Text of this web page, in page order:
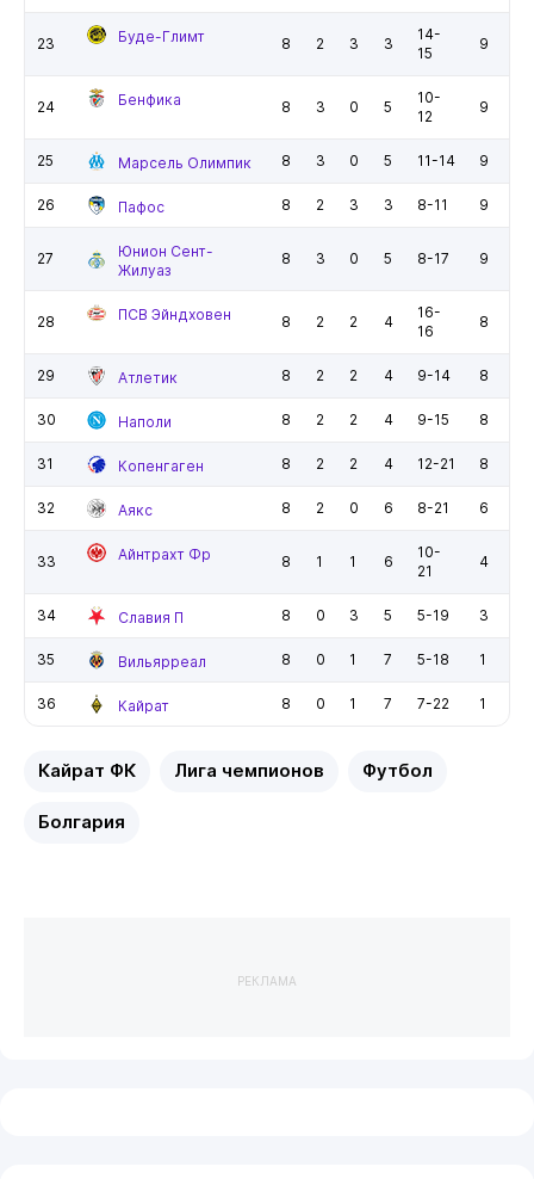
23 Буде-Глимт 8 2 3 3
14-
15
9
24 Бенфика 8 3 0 5
10-
12
9
25 Марсель Олимпик 8 3 0 5 11-14 9
26 Пафос 8 2 3 3 8-11 9
27
Юнион Сент-
Жилуаз
8 3 0 5 8-17 9
28 ПСВ Эйндховен 8 2 2 4
16-
16
8
29 Атлетик 8 2 2 4 9-14 8
30 Наполи 8 2 2 4 9-15 8
31 Копенгаген 8 2 2 4 12-21 8
32 Аякс 8 2 0 6 8-21 6
33 Айнтрахт Фр 8 1 1 6
10-
21
4
34 Славия П 8 0 3 5 5-19 3
35 Вильярреал 8 0 1 7 5-18 1
36 Кайрат 8 0 1 7 7-22 1
Кайрат ФК Лига чемпионов Футбол
Болгария
РЕКЛАМА